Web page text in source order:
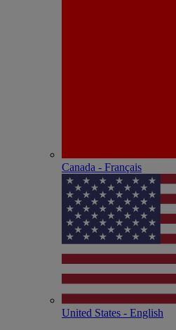
Canada - Français
United States - English